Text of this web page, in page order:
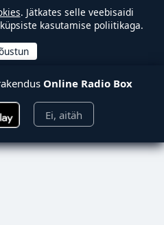
. Jätkates selle veebisaidi
kasutamise poliitikaga.
Online Radio Box
Ei, aitäh